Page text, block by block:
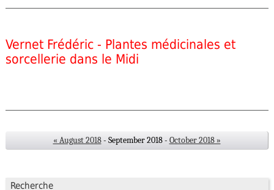
Vernet Frédéric - Plantes médicinales et
sorcellerie dans le Midi
« August 2018- September 2018 - October 2018 »
Recherche